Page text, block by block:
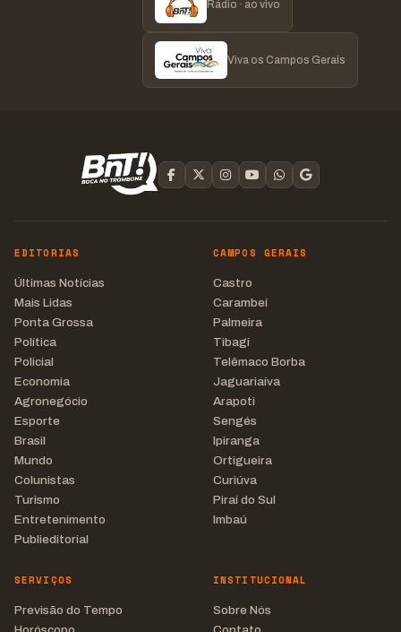
Rádio · ao vivo
Viva os Campos Gerais
EDITORIAS
Últimas Notícias
Mais Lidas
Ponta Grossa
Política
Policial
Economia
Agronegócio
Esporte
Brasil
Mundo
Colunistas
Turismo
Entretenimento
Publieditorial
CAMPOS GERAIS
Castro
Carambeí
Palmeira
Tibagi
Telêmaco Borba
Jaguariaíva
Arapoti
Sengés
Ipiranga
Ortigueira
Curiúva
Piraí do Sul
Imbaú
SERVIÇOS
Previsão do Tempo
INSTITUCIONAL
Sobre Nós